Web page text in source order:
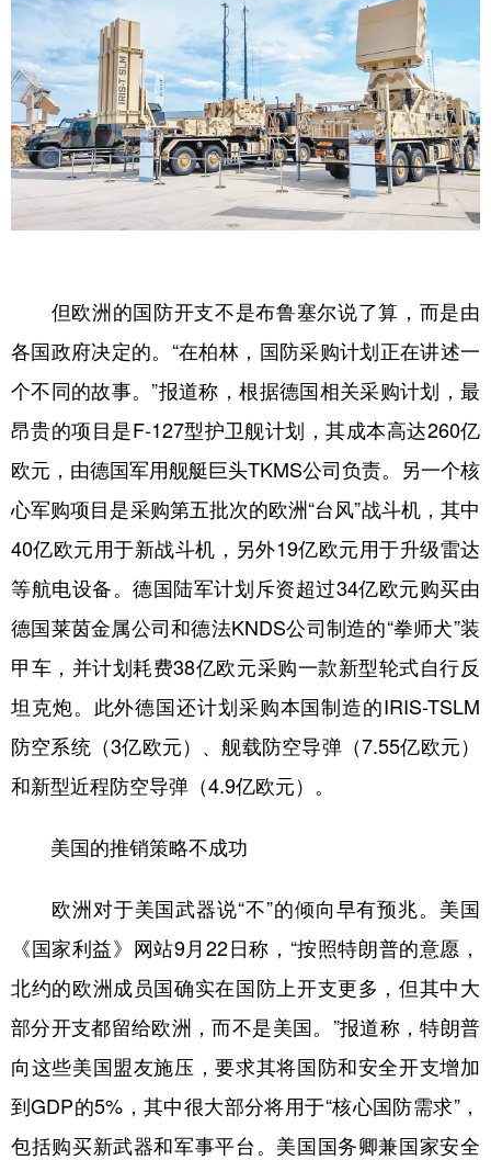
但欧洲的国防开支不是布鲁塞尔说了算，而是由
各国政府决定的。“在柏林，国防采购计划正在讲述一
个不同的故事。”报道称，根据德国相关采购计划，最
昂贵的项目是F-127型护卫舰计划，其成本高达260亿
欧元，由德国军用舰艇巨头TKMS公司负责。另一个核
心军购项目是采购第五批次的欧洲“台风”战斗机，其中
40亿欧元用于新战斗机，另外19亿欧元用于升级雷达
等航电设备。德国陆军计划斥资超过34亿欧元购买由
德国莱茵金属公司和德法KNDS公司制造的“拳师犬”装
甲车，并计划耗费38亿欧元采购一款新型轮式自行反
坦克炮。此外德国还计划采购本国制造的IRIS-TSLM
防空系统（3亿欧元）、舰载防空导弹（7.55亿欧元）
和新型近程防空导弹（4.9亿欧元）。
美国的推销策略不成功
欧洲对于美国武器说“不”的倾向早有预兆。美国
《国家利益》网站9月22日称，“按照特朗普的意愿，
北约的欧洲成员国确实在国防上开支更多，但其中大
部分开支都留给欧洲，而不是美国。”报道称，特朗普
向这些美国盟友施压，要求其将国防和安全开支增加
到GDP的5%，其中很大部分将用于“核心国防需求”，
包括购买新武器和军事平台。美国国务卿兼国家安全